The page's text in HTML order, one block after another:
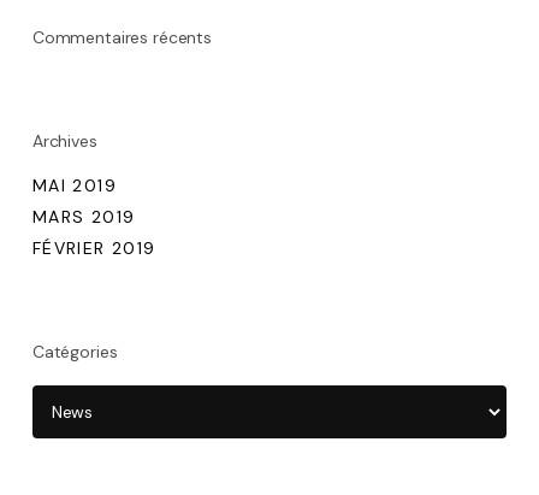
Commentaires récents
Archives
MAI 2019
MARS 2019
FÉVRIER 2019
Catégories
CATÉGORIES